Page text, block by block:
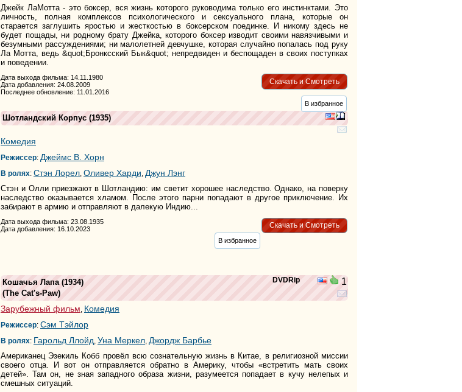
Джейк ЛаМотта - это боксер, вся жизнь которого руководима только его инстинктами. Это
личность, полная комплексов психологического и сексуального плана, которые он
старается заглушить яростью и жесткостью в боксерском поединке. И никому здесь не
будет пощады, ни родному брату Джейка, которого боксер изводит своими навязчивыми и
безумными рассуждениями; ни малолетней девчушке, которая случайно попалась под руку
Ла Мотта, ведь &quot;Бронксский Бык&quot; непредвиден и беспощаден в своих поступках
и поведении.
Скачать и Смотреть
Дата выхода фильма: 14.11.1980
Дата добавления: 24.08.2009
Последнее обновление: 11.01.2016
В избранное
Шотландский Корпус (1935)
Комедия
Режиссер: Джеймс В. Хорн
В ролях: Стэн Лорел, Оливер Харди, Джун Лэнг
Стэн и Олли приезжают в Шотландию: им светит хорошее наследство. Однако, на поверку
наследство оказывается хламом. После этого парни попадают в другое приключение. Их
забирают в армию и отправляют в далекую Индию...
Скачать и Смотреть
Дата выхода фильма: 23.08.1935
Дата добавления: 16.10.2023
В избранное
DVDRip 1
Кошачья Лапа (1934)
(The Cat's-Paw)
Зарубежный фильм, Комедия
Режиссер: Сэм Тэйлор
В ролях: Гарольд Ллойд, Уна Меркел, Джордж Барбье
Американец Эзекиль Кобб провёл всю сознательную жизнь в Китае, в религиозной миссии
своего отца. И вот он отправляется обратно в Америку, чтобы «встретить мать своих
детей». Там он, не зная западного образа жизни, разумеется попадает в кучу нелепых и
смешных ситуаций.